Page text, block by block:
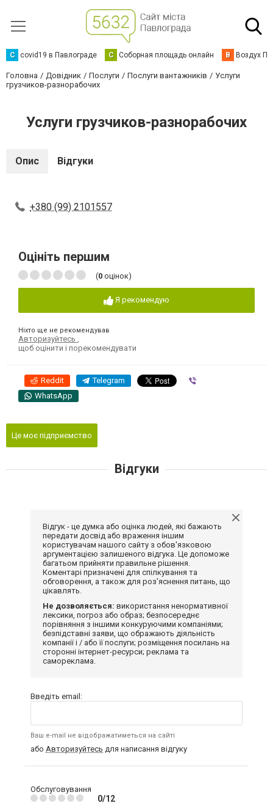
C covid19 в Павлограде С Соборная площадь онлайн В Воздух
Головна Довідник Послуги Послуги вантажників
Услуги
грузчиков-разнорабочих
Услуги грузчиков-разнорабочих
Опис Відгуки
+380 (99) 2101557
Оцініть першим
(0 оцінок)
Я рекомендую
Ніхто ще не рекомендував
Авторизуйтесь
щоб оцінити і порекомендувати
Reddit Telegram
WhatsApp
Це моє підприємство
Відгуки
Відгук - це думка або оцінка людей, які бажають
передати досвід або враження іншим
користувачам нашого сайту з обов'язковою
аргументацією залишеного відгука. Це допоможе
багатьом прийняти правильне рішення.
Коментарі призначені для спілкування та
обговорення, а також для роз'яснення питань, що
цікавлять.
Не дозволяється: використання ненормативної
лексики, погроз або образ; безпосереднє
порівняння з іншими конкуруючими компаніями;
безпідставні заяви, що ображають діяльність
компанії і / або її послуги; розміщення посилань на
сторонні інтернет-ресурси; реклама та
самореклама.
Введіть email:
Ваш e-mail не відображатиметься на сайті
або Авторизуйтесь для написання відгуку
Обслуговування
0/12